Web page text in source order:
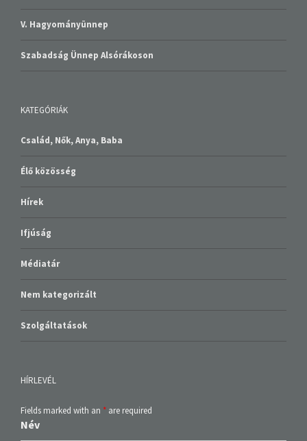
V. Hagyományünnep
Szabadság Ünnep Alsórákoson
KATEGÓRIÁK
Család, Nők, Anya, Baba
Élő közösség
Hírek
Ifjúság
Médiatár
Nem kategorizált
Szolgáltatások
HÍRLEVÉL
Fields marked with an * are required
Név